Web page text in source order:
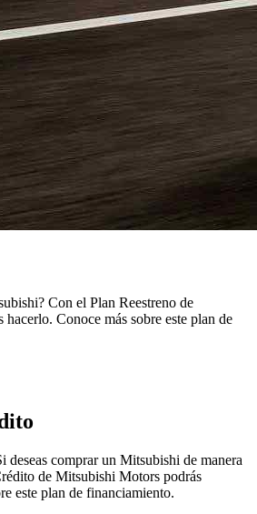
Con el Plan Reestreno de
Conoce más sobre este plan de
deseas comprar un Mitsubishi de manera
de Mitsubishi Motors podrás
este plan de financiamiento.